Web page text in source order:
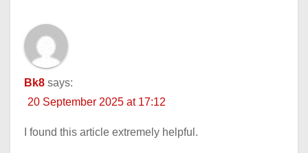
Bk8 says:
20 September 2025 at 17:12
I found this article extremely helpful.